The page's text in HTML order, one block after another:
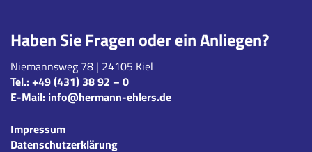
Haben Sie Fragen oder ein Anliegen?
Niemannsweg 78 | 24105 Kiel
Tel.:+49 (431) 38 92 – 0
E-Mail: info@hermann-ehlers.de
Impressum
Datenschutzerklärung